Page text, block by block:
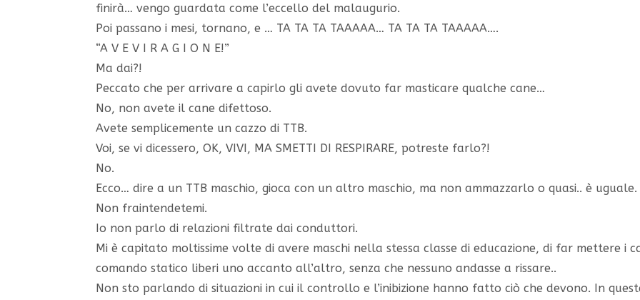
finirà… vengo guardata come l’eccello del malaugurio.
Poi passano i mesi, tornano, e … TA TA TA TAAAAA… TA TA TA TAAAAA….
“A V E V I R A G I O N E!”
Ma dai?!
Peccato che per arrivare a capirlo gli avete dovuto far masticare qualche cane…
No, non avete il cane difettoso.
Avete semplicemente un cazzo di TTB.
Voi, se vi dicessero, OK, VIVI, MA SMETTI DI RESPIRARE, potreste farlo?!
No.
Ecco… dire a un TTB maschio, gioca con un altro maschio, ma non ammazzarlo o quasi.. è uguale.
Non fraintendetemi.
Io non parlo di relazioni filtrate dai conduttori.
Mi è capitato moltissime volte di avere maschi nella stessa classe di educazione, di far mettere i
comando statico liberi uno accanto all’altro, senza che nessuno andasse a rissare..
Non sto parlando di situazioni in cui il controllo e l’inibizione hanno fatto ciò che devono. In